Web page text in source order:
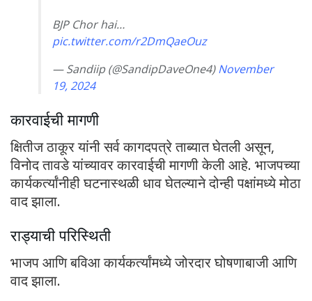
BJP Chor hai…
pic.twitter.com/r2DmQaeOuz
— Sandiip (@SandipDaveOne4)November
19, 2024
कारवाईची मागणी
क्षितीज ठाकूर यांनी सर्व कागदपत्रे ताब्यात घेतली असून,
विनोद तावडे यांच्यावर कारवाईची मागणी केली आहे. भाजपच्या
कार्यकर्त्यांनीही घटनास्थळी धाव घेतल्याने दोन्ही पक्षांमध्ये मोठा
वाद झाला.
राड्याची परिस्थिती
भाजप आणि बविआ कार्यकर्त्यांमध्ये जोरदार घोषणाबाजी आणि
वाद झाला.